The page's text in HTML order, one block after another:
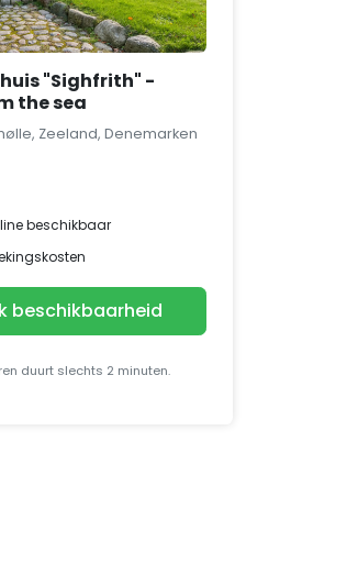
"Sighfrith" -
the sea
Zeeland, Denemarken
beschikbaar
beschikbaarheid
duurt slechts 2 minuten.